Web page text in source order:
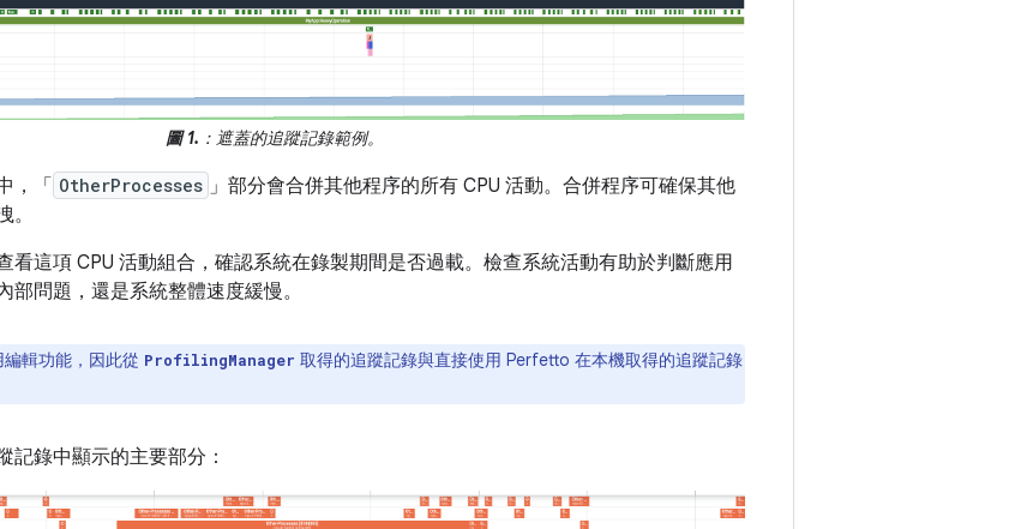
圖 1. ：遮蓋的追蹤記錄範例。
，「 OtherProcesses 」部分會合併其他程序的所有 CPU 活動。合併程序可確保其他
看這項 CPU 活動組合，確認系統在錄製期間是否過載。檢查系統活動有助於判斷應用
部問題，還是系統整體速度緩慢。
輯功能，因此從 ProfilingManager 取得的追蹤記錄與直接使用 Perfetto 在本機取得的追蹤記錄
記錄中顯示的主要部分：